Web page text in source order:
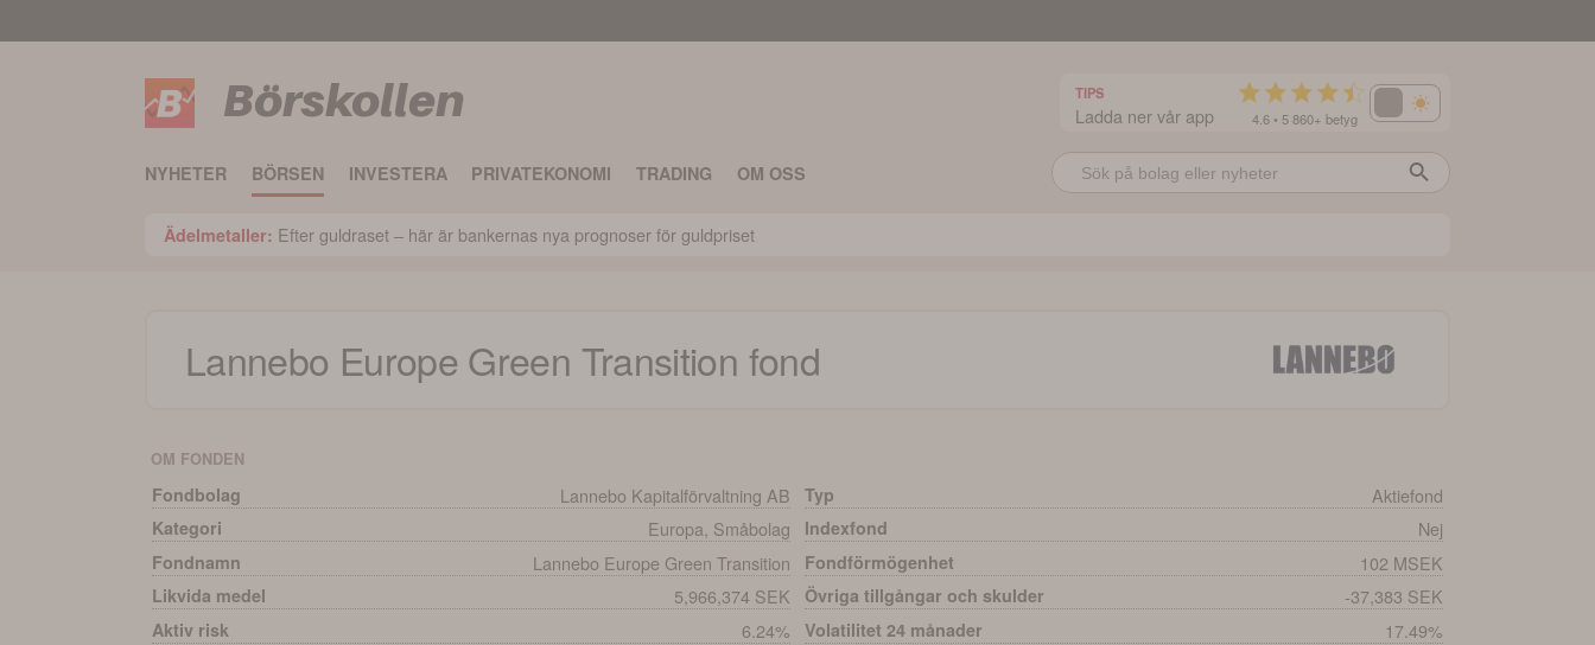
Börskollen TIPS
Ladda ner vår app 4.6 • 5 860+ betyg
NYHETER BÖRSEN INVESTERA PRIVATEKONOMI TRADING OM OSS
Ädelmetaller: Efter guldraset – här är bankernas nya prognoser för guldpriset
Lannebo Europe Green Transition fond
OM FONDEN
Fondbolag Lannebo Kapitalförvaltning AB Typ Aktiefond
Kategori Europa, Småbolag Indexfond Nej
Fondnamn Lannebo Europe Green Transition Fondförmögenhet 102 MSEK
Likvida medel 5,966,374 SEK Övriga tillgångar och skulder -37,383 SEK
Aktiv risk 6.24% Volatilitet 24 månader 17.49%